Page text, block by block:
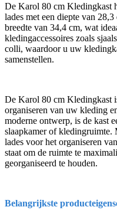
De Karol 80 cm Kledingkast
lades met een diepte van
breedte van 34,4 cm, wat
kledingaccessoires zoals
colli, waardoor u uw
samenstellen.
De Karol 80 cm Kledingkast
organiseren van uw kleding
moderne ontwerp, is de kast
slaapkamer of kledingruimte.
lades voor het organiseren
staat om de ruimte te
georganiseerd te houden.
Belangrijkste